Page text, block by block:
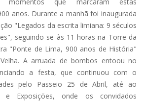
anos. Durante a manhã foi inaugurada
"Legados da escrita limiana: 9 séculos
seguindo-se às 11 horas na Torre da
"Ponte de Lima, 900 anos de História"
A arruada de bombos entoou no
a festa, que continuou com o
pelo Passeio 25 de Abril, até ao
e Exposições, onde os convidados